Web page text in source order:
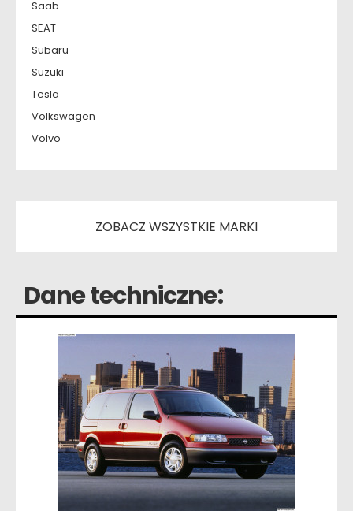
Saab
SEAT
Subaru
Suzuki
Tesla
Volkswagen
Volvo
ZOBACZ WSZYSTKIE MARKI
Dane techniczne: